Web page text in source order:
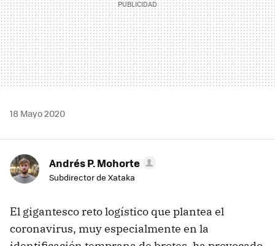
18 Mayo 2020
Andrés P. Mohorte
Subdirector de Xataka
El gigantesco reto logístico que plantea el
coronavirus, muy especialmente en la